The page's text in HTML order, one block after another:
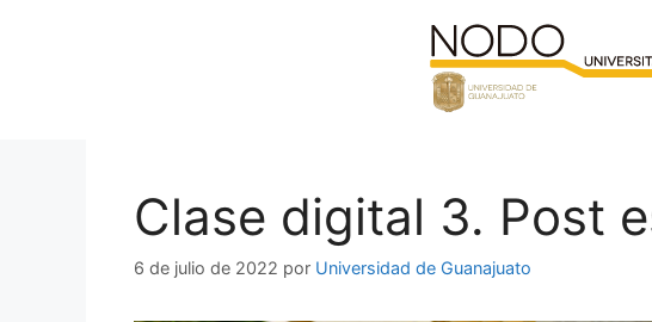
Clase digital 3. Post
6 de julio de 2022 por Universidad de Guanajuato